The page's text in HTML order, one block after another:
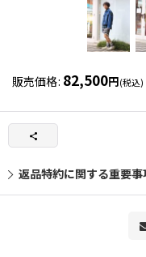
販売価格: 82,500円(税込)
返品特約に関する重要事